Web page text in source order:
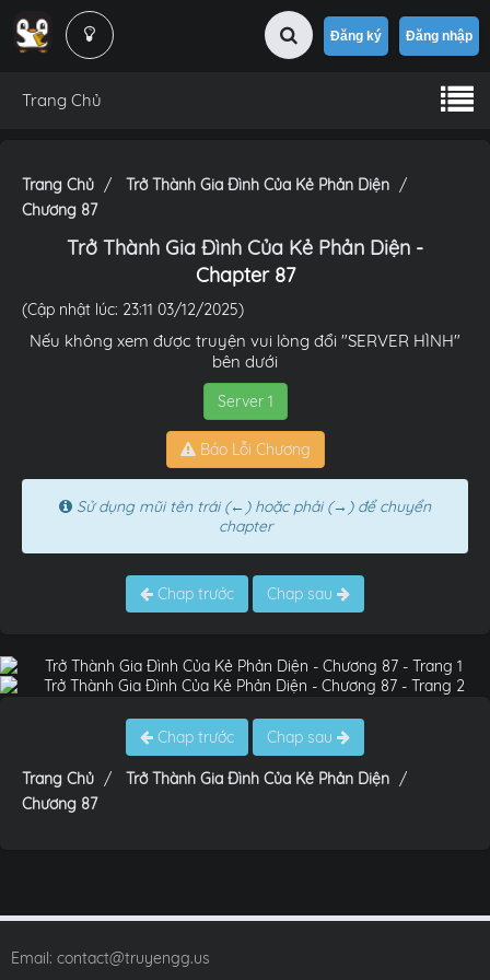
Đăng ký Đăng nhập
Trang Chủ
Trang Chủ
Trở Thành Gia Đình Của Kẻ Phản Diện
Chương 87
Trở Thành Gia Đình Của Kẻ Phản Diện -
Chapter 87
(Cập nhật lúc: 23:11 03/12/2025)
Nếu không xem được truyện vui lòng đổi "SERVER HÌNH"
bên dưới
Server 1
Báo Lỗi Chương
Sử dụng mũi tên trái (←) hoặc phải (→) để chuyển
chapter
Chap trước Chap sau
Chap trước Chap sau
Trang Chủ
Trở Thành Gia Đình Của Kẻ Phản Diện
Chương 87
Email: contact@truyengg.us